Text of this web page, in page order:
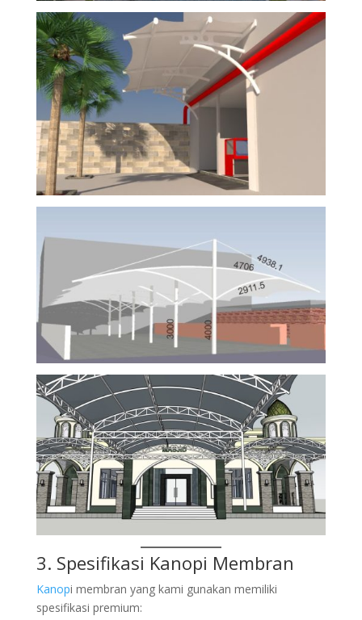
3. Spesifikasi Kanopi Membran
Kanopi membran yang kami gunakan memiliki
spesifikasi premium: